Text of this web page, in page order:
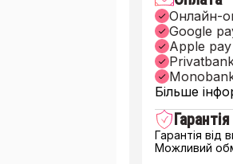
Онлайн-
Google
Apple pay
Більше
Гарантія
Гарантія від
Можливий